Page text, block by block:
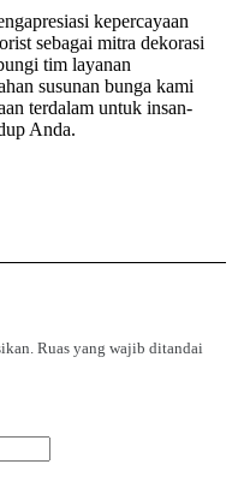
kepercayaan
sebagai mitra dekorasi
tim layanan
susunan bunga kami
terdalam untuk insan-
Anda.
Ruas yang wajib ditandai